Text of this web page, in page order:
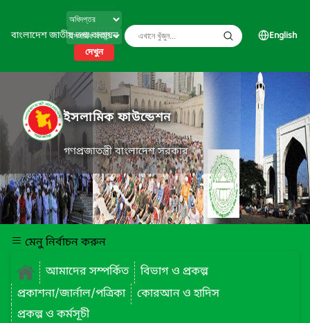
বাংলাদেশ জাতীয় তথ্য বাতায়ন
দেখুন
English
ইসলামিক ফাউন্ডেশন
গণপ্রজাতন্ত্রী বাংলাদেশ সরকার
মেনু নির্বাচন করুন
আমাদের সম্পর্কিত
বিভাগ ও প্রকল্প
প্রকাশনা/জার্নাল/পত্রিকা
কোরআন ও হাদিস
প্রকল্প ও কর্মসূচী